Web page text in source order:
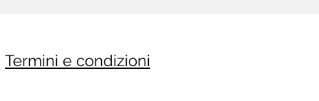
Termini e condizioni